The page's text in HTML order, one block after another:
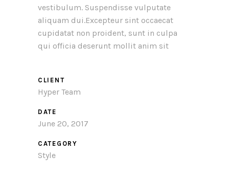
vestibulum. Suspendisse vulputate
aliquam dui.Excepteur sint occaecat
cupidatat non proident, sunt in culpa
qui officia deserunt mollit anim sit
CLIENT
Hyper Team
DATE
June 20, 2017
CATEGORY
Style